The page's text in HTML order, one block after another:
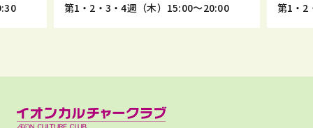
第1・2・3・4週（木）15:00～20:00
第1・2